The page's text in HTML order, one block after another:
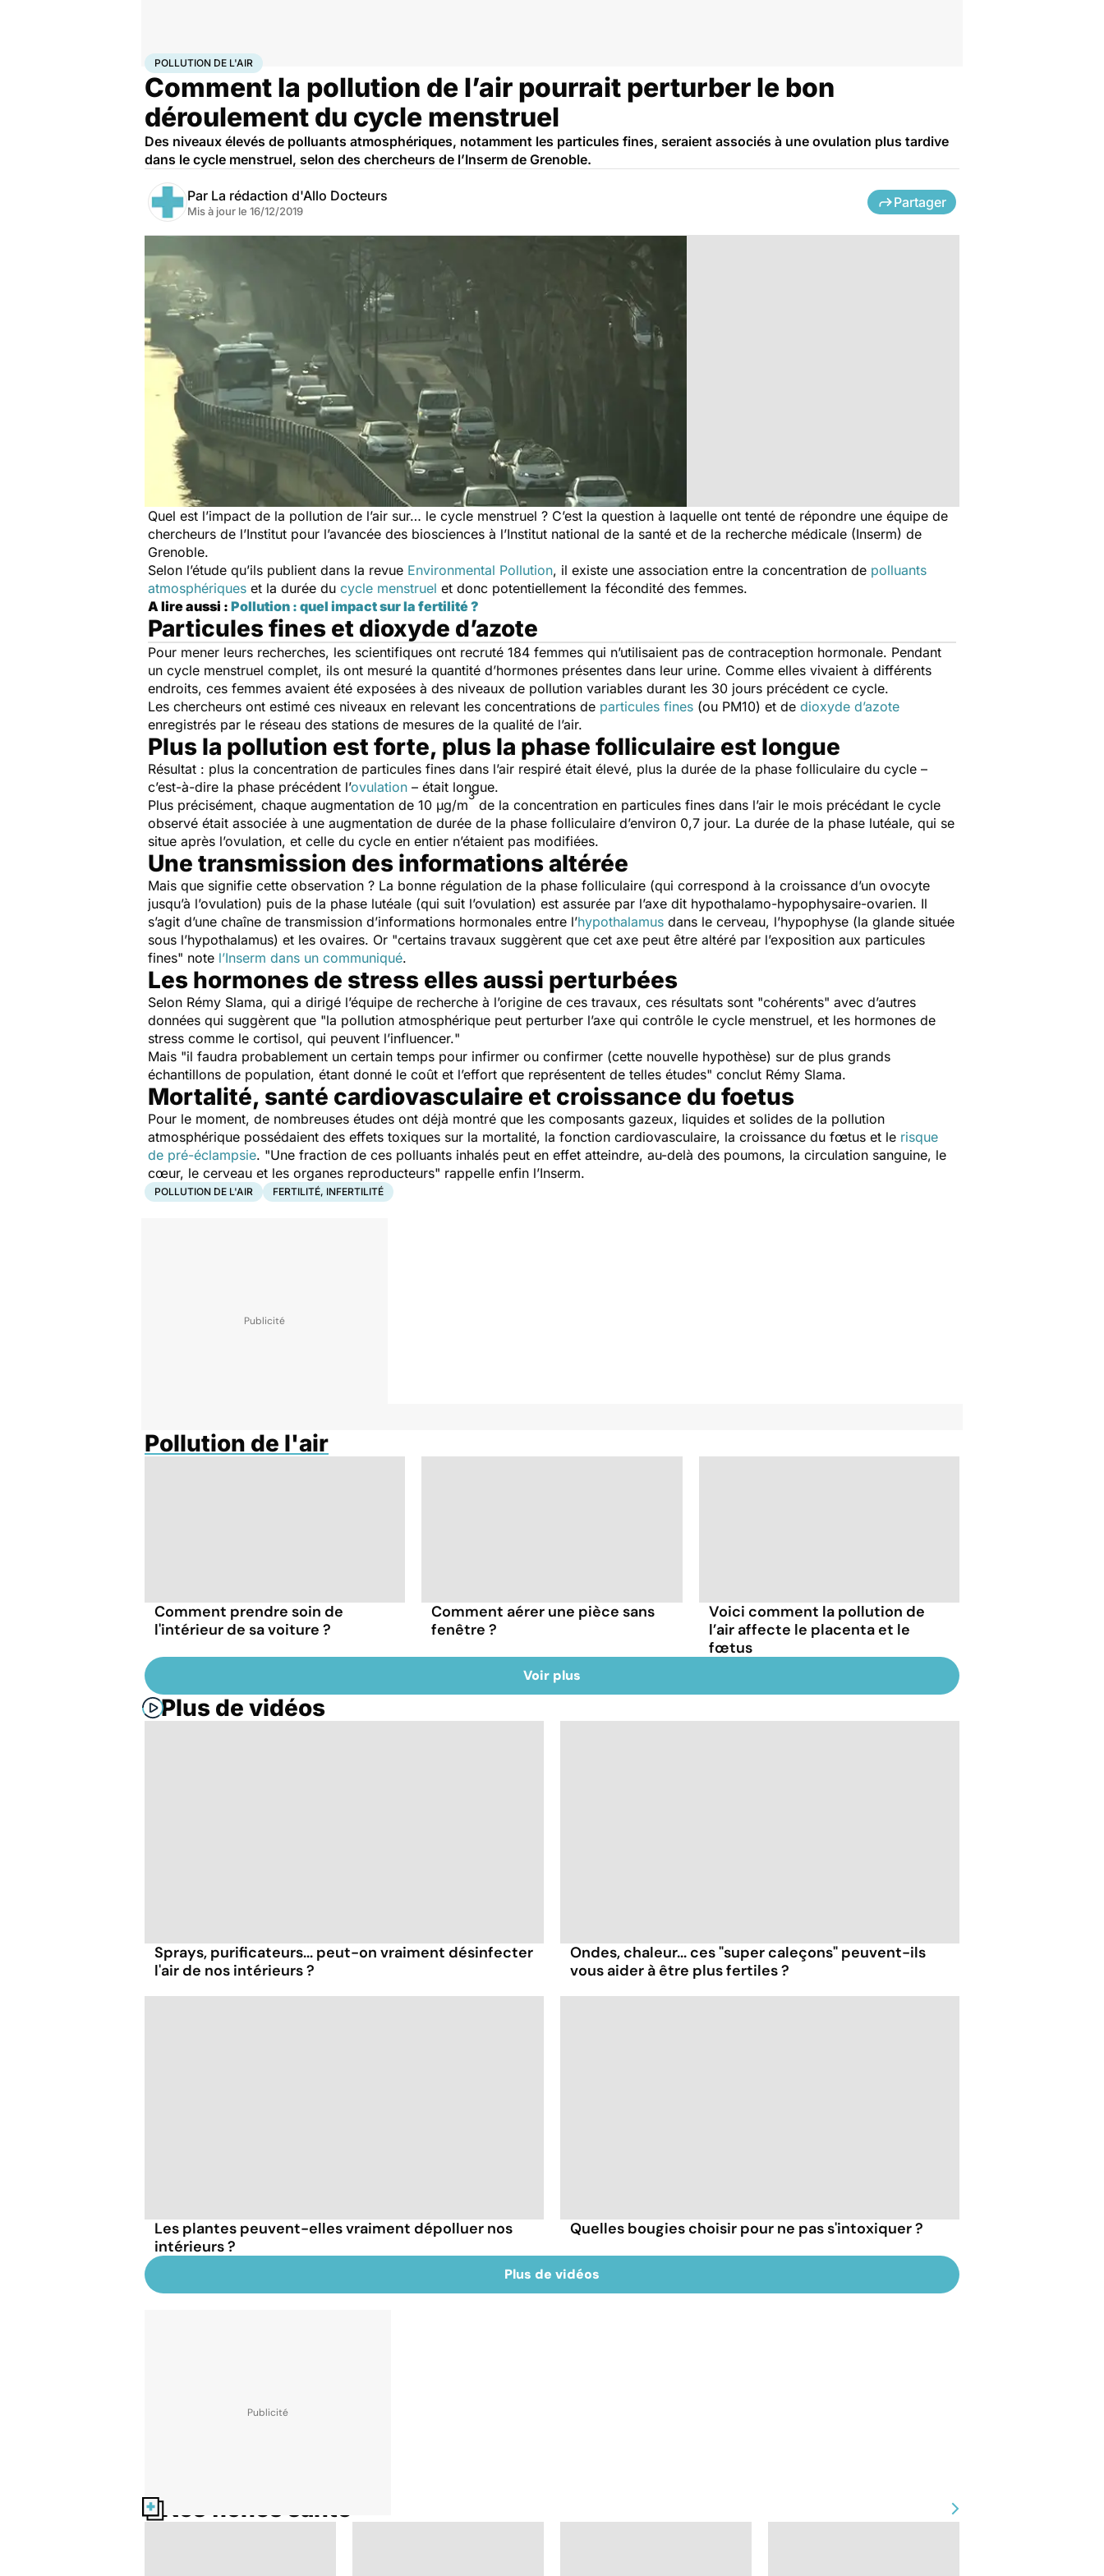
Accueil SantéPollution de l'air
POLLUTION DE L'AIR
Comment la pollution de l’air pourrait perturber le bon
déroulement du cycle menstruel
Des niveaux élevés de polluants atmosphériques, notamment les particules fines, seraient associés à une ovulation plus tardive
dans le cycle menstruel, selon des chercheurs de l’Inserm de Grenoble.
Par La rédaction d'Allo Docteurs
Mis à jour le 16/12/2019
Partager
Quel est l’impact de la pollution de l’air sur… le cycle menstruel ? C’est la question à laquelle ont tenté de répondre une équipe de
chercheurs de l’Institut pour l’avancée des biosciences à l’Institut national de la santé et de la recherche médicale (Inserm) de
Grenoble.
Selon l’étude qu’ils publient dans la revue Environmental Pollution, il existe une association entre la concentration de polluants
atmosphériques et la durée du cycle menstruel et donc potentiellement la fécondité des femmes.
A lire aussi : Pollution : quel impact sur la fertilité ?
Particules fines et dioxyde d’azote
Pour mener leurs recherches, les scientifiques ont recruté 184 femmes qui n’utilisaient pas de contraception hormonale. Pendant
un cycle menstruel complet, ils ont mesuré la quantité d’hormones présentes dans leur urine. Comme elles vivaient à différents
endroits, ces femmes avaient été exposées à des niveaux de pollution variables durant les 30 jours précédent ce cycle.
Les chercheurs ont estimé ces niveaux en relevant les concentrations de particules fines (ou PM10) et de dioxyde d’azote
enregistrés par le réseau des stations de mesures de la qualité de l’air.
Plus la pollution est forte, plus la phase folliculaire est longue
Résultat : plus la concentration de particules fines dans l’air respiré était élevé, plus la durée de la phase folliculaire du cycle –
c’est-à-dire la phase précédent l’ovulation – était longue.
Plus précisément, chaque augmentation de 10 µg/m
3
de la concentration en particules fines dans l’air le mois précédant le cycle
observé était associée à une augmentation de durée de la phase folliculaire d’environ 0,7 jour. La durée de la phase lutéale, qui se
situe après l’ovulation, et celle du cycle en entier n’étaient pas modifiées.
Une transmission des informations altérée
Mais que signifie cette observation ? La bonne régulation de la phase folliculaire (qui correspond à la croissance d’un ovocyte
jusqu’à l’ovulation) puis de la phase lutéale (qui suit l’ovulation) est assurée par l’axe dit hypothalamo-hypophysaire-ovarien. Il
s’agit d’une chaîne de transmission d’informations hormonales entre l’hypothalamus dans le cerveau, l’hypophyse (la glande située
sous l’hypothalamus) et les ovaires. Or "certains travaux suggèrent que cet axe peut être altéré par l’exposition aux particules
fines" note l’Inserm dans un communiqué.
Les hormones de stress elles aussi perturbées
Selon Rémy Slama, qui a dirigé l’équipe de recherche à l’origine de ces travaux, ces résultats sont "cohérents" avec d’autres
données qui suggèrent que "la pollution atmosphérique peut perturber l’axe qui contrôle le cycle menstruel, et les hormones de
stress comme le cortisol, qui peuvent l’influencer."
Mais "il faudra probablement un certain temps pour infirmer ou confirmer (cette nouvelle hypothèse) sur de plus grands
échantillons de population, étant donné le coût et l’effort que représentent de telles études" conclut Rémy Slama.
Mortalité, santé cardiovasculaire et croissance du foetus
Pour le moment, de nombreuses études ont déjà montré que les composants gazeux, liquides et solides de la pollution
atmosphérique possédaient des effets toxiques sur la mortalité, la fonction cardiovasculaire, la croissance du fœtus et le risque
de pré-éclampsie. "Une fraction de ces polluants inhalés peut en effet atteindre, au-delà des poumons, la circulation sanguine, le
cœur, le cerveau et les organes reproducteurs" rappelle enfin l’Inserm.
POLLUTION DE L'AIR FERTILITÉ, INFERTILITÉ
Pollution de l'air
Comment prendre soin de
l'intérieur de sa voiture ?
Comment aérer une pièce sans
fenêtre ?
Voici comment la pollution de
l’air affecte le placenta et le
fœtus
Voir plus
Plus de vidéos
Sprays, purificateurs... peut-on vraiment désinfecter
l'air de nos intérieurs ?
Ondes, chaleur... ces "super caleçons" peuvent-ils
vous aider à être plus fertiles ?
Les plantes peuvent-elles vraiment dépolluer nos
intérieurs ?
Quelles bougies choisir pour ne pas s'intoxiquer ?
Plus de vidéos
Nos fiches santé